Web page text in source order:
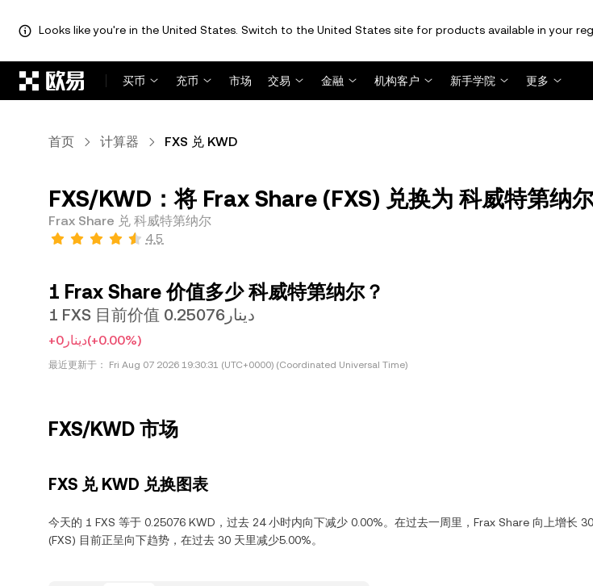
Looks like you're in the United States. Switch to the United States site for products available in your
买币
充币 市场 交易 金融 机构客户 新手学院 更多
首页 计算器 FXS 兑 KWD
FXS/KWD：将 Frax Share (FXS) 兑换为 科威特第纳
Frax Share 兑 科威特第纳尔
4.5
1 Frax Share 价值多少 科威特第纳尔？
1 FXS 目前价值 دينار0.25076
+دينار0(+0.00%)
最近更新于： Fri Aug 07 2026 19:30:31 (UTC+0000) (Coordinated Universal Time)
FXS/KWD 市场
FXS 兑 KWD 兑换图表
今天的 1 FXS 等于 0.25076 KWD，过去 24 小时内向下减少 0.00%。在过去一周里，Frax Share 向上增长
(FXS) 目前正呈向下趋势，在过去 30 天里减少5.00%。